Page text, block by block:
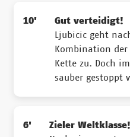
10'
Gut verteidigt!
Ljubicic geht
Kombination der
Kette zu. Doch
sauber gestoppt
6'
Zieler Weltklasse!